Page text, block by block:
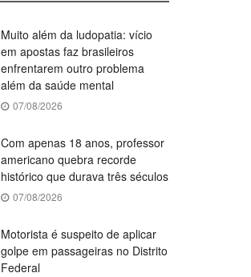
Muito além da ludopatia: vício
em apostas faz brasileiros
enfrentarem outro problema
além da saúde mental
07/08/2026
Com apenas 18 anos, professor
americano quebra recorde
histórico que durava três séculos
07/08/2026
Motorista é suspeito de aplicar
golpe em passageiras no Distrito
Federal